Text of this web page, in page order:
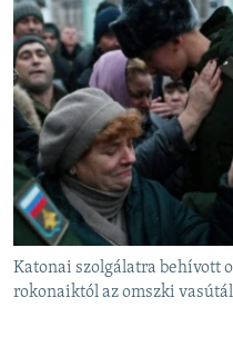
DEMOKRÁCIA
A PÉNZ NYOMÁBAN
EURÓPAI UNIÓ
VILÁG
KLÍMAVÁLTOZÁS
A MÚLT TANULSÁGAI
KÖVESSEN MINKET!
Katonai szolgálatra behívott
rokonaiktól az omszki